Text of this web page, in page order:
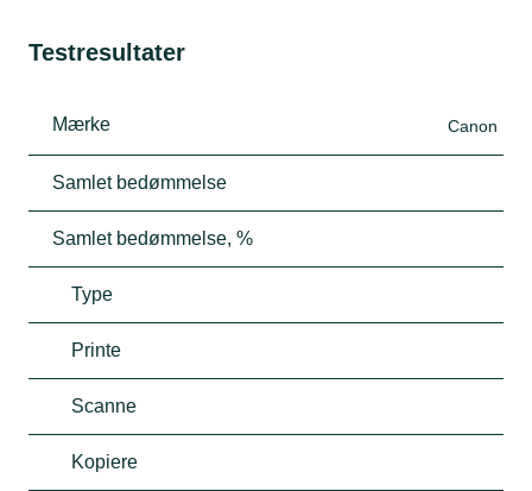
Testresultater
Mærke Canon
Samlet bedømmelse
Samlet bedømmelse, %
Type
Printe
Scanne
Kopiere